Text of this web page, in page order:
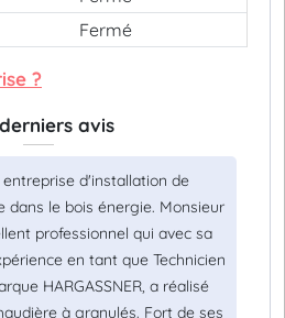
Fermé
?
avis
d'installation de
dans le bois énergie. Monsieur
professionnel qui avec sa
en tant que Technicien
HARGASSNER, a réalisé
à granulés. Fort de ses